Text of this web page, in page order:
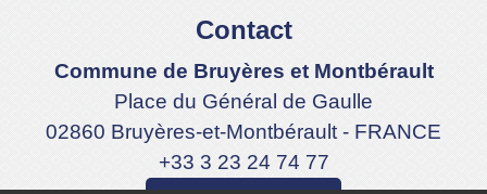
Contact
Commune de Bruyères et Montbérault
Place du Général de Gaulle
02860 Bruyères-et-Montbérault - FRANCE
+33 3 23 24 74 77